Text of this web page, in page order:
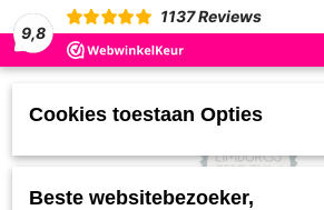
9,8
1137 Reviews
Cookies toestaan Opties
Beste websitebezoeker,